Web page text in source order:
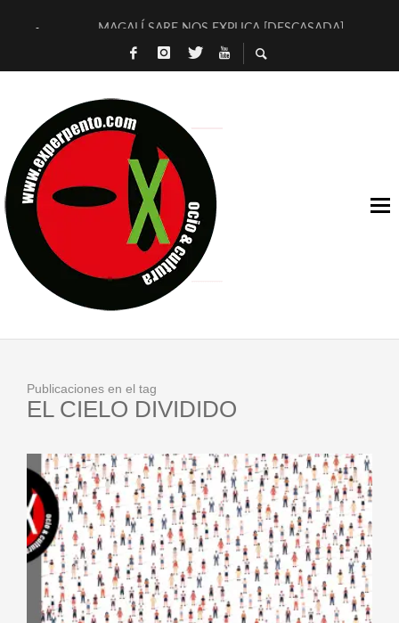
MAGALÍ SARE NOS EXPLICA [DESCASADA]
«NO TENGO PUTOS SUEÑOS»
[LA BOLA NEGRA] DE JAVIER CALVO Y JAVIER AMBROSSI
OSLO OVNIES LLEGAN CORRIENDO A ARANDA
FÉLIX CALVO NOS PRESENTA [LAS PALMERAS] (NOVELA
[EL SER QUERIDO] DE RODRIGO SOROGOYEN
ENTREVISTA A IVÁN HUMANES POR [EL LIBRO ROJO]
ARRABAL, ARRABAL, ARRABAL, ARRABEAUX
Publicaciones en el tag
EL CIELO DIVIDIDO